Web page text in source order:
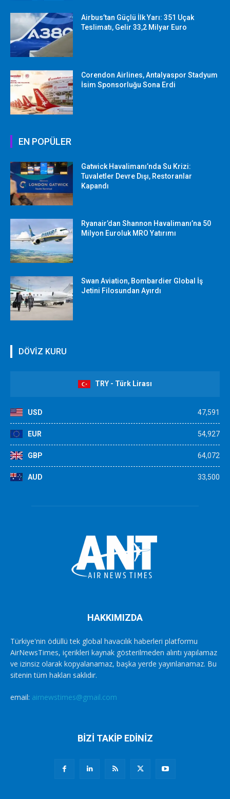
Airbus’tan Güçlü İlk Yarı: 351 Uçak
Teslimatı, Gelir 33,2 Milyar Euro
Corendon Airlines, Antalyaspor Stadyum
İsim Sponsorluğu Sona Erdi
EN POPÜLER
Gatwick Havalimanı’nda Su Krizi:
Tuvaletler Devre Dışı, Restoranlar
Kapandı
Ryanair’dan Shannon Havalimanı’na 50
Milyon Euroluk MRO Yatırımı
Swan Aviation, Bombardier Global İş
Jetini Filosundan Ayırdı
DÖVİZ KURU
TRY - Türk Lirası
USD 47,591
EUR 54,927
GBP 64,072
AUD 33,500
HAKKIMIZDA
Türkiye'nin ödüllü tek global havacılık haberleri platformu
AirNewsTimes, içerikleri kaynak gösterilmeden alıntı yapılamaz
ve izinsiz olarak kopyalanamaz, başka yerde yayınlanamaz. Bu
sitenin tüm hakları saklıdır.
email: airnewstimes@gmail.com
BİZİ TAKİP EDİNİZ